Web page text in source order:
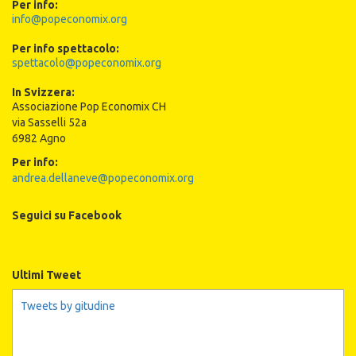
Per info:
info@popeconomix.org
Per info spettacolo:
spettacolo@popeconomix.org
In Svizzera:
Associazione Pop Economix CH
via Sasselli 52a
6982 Agno
Per info:
andrea.dellaneve@popeconomix.org
Seguici su Facebook
Ultimi Tweet
Tweets by gitudine